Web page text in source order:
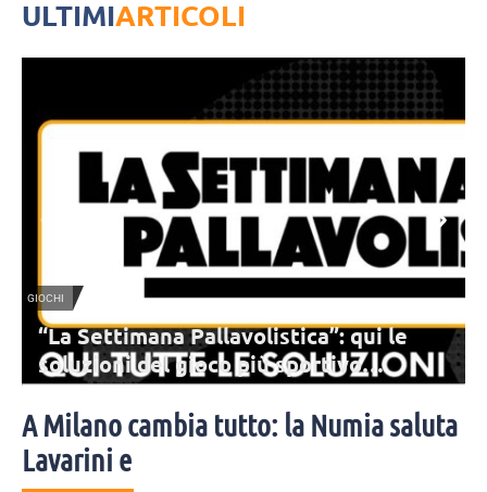
ULTIMIARTICOLI
GIOCHI
“La Settimana Pallavolistica”: qui le
soluzioni del gioco più sportivo
dell’estate
l'ombrellone. Guarda gli indizi sui social e mettiti alla prova! Qui le
soluzioni.
A Milano cambia tutto: la Numia saluta
Lavarini e